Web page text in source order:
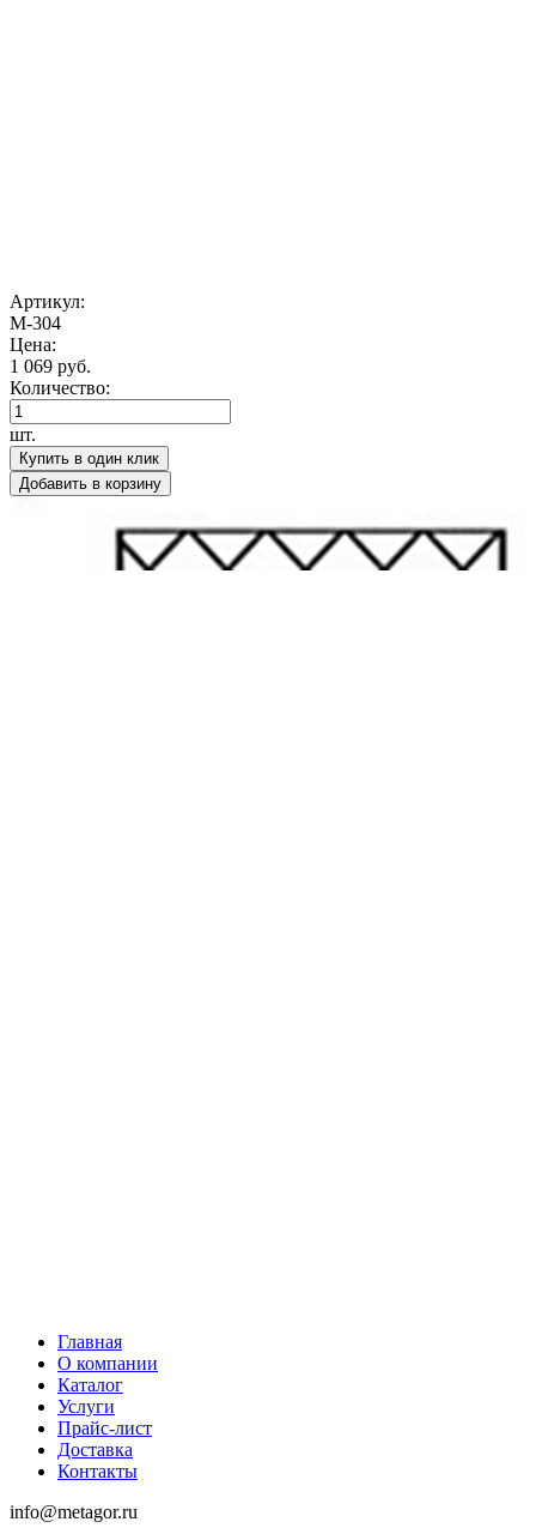
Артикул:
М-304
Цена:
1 069 руб.
Количество:
шт.
Купить в один клик
Добавить в корзину
Главная
О компании
Каталог
Услуги
Прайс-лист
Доставка
Контакты
info@metagor.ru